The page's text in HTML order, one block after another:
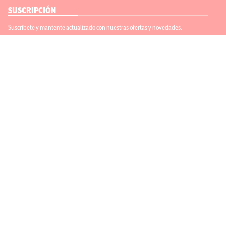
SUSCRIPCIÓN
Suscríbete y mantente actualizado con nuestras ofertas y novedades.